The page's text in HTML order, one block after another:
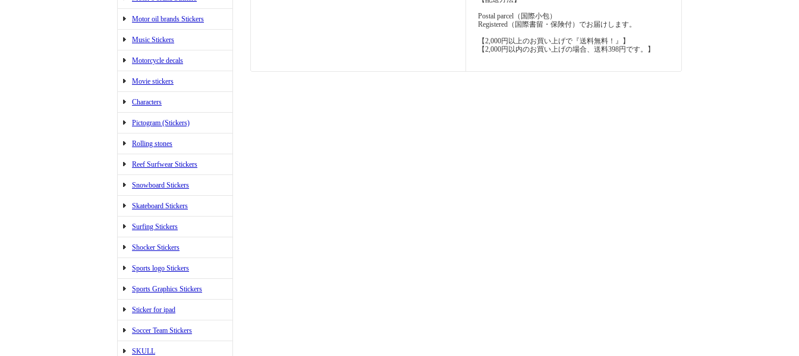
Motor oil brands Stickers
Music Stickers
Motorcycle decals
Movie stickers
Characters
Pictogram (Stickers)
Rolling stones
Reef Surfwear Stickers
Snowboard Stickers
Skateboard Stickers
Surfing Stickers
Shocker Stickers
Sports logo Stickers
Sports Graphics Stickers
Sticker for ipad
Soccer Team Stickers
SKULL
Postal parcel（国際小包）
Registered（国際書留・保険付）でお届けします。
【2,000円以上のお買い上げで『送料無料！』】
【2,000円以内のお買い上げの場合、送料398円です。】